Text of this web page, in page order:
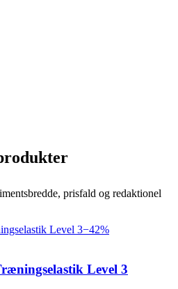
prisfald og redaktionel
−42%
Level 3